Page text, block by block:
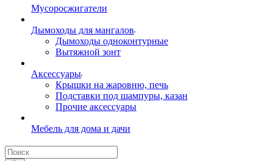
Мусоросжигатели
Дымоходы для мангалов
Дымоходы одноконтурные
Вытяжной зонт
Аксессуары
Крышки на жаровню, печь
Подставки под шампуры, казан
Прочие аксессуары
Мебель для дома и дачи